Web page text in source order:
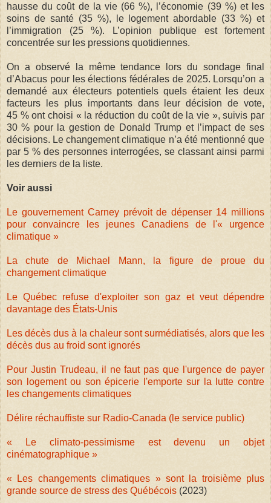
hausse du coût de la vie (66 %), l’économie (39 %) et les
soins de santé (35 %), le logement abordable (33 %) et
l’immigration (25 %). L’opinion publique est fortement
concentrée sur les pressions quotidiennes.
On a observé la même tendance lors du sondage final
d’Abacus pour les élections fédérales de 2025. Lorsqu’on a
demandé aux électeurs potentiels quels étaient les deux
facteurs les plus importants dans leur décision de vote,
45 % ont choisi « la réduction du coût de la vie », suivis par
30 % pour la gestion de Donald Trump et l’impact de ses
décisions. Le changement climatique n’a été mentionné que
par 5 % des personnes interrogées, se classant ainsi parmi
les derniers de la liste.
Voir aussi
Le gouvernement Carney prévoit de dépenser 14 millions
pour convaincre les jeunes Canadiens de l'« urgence
climatique »
La chute de Michael Mann, la figure de proue du
changement climatique
Le Québec refuse d'exploiter son gaz et veut dépendre
davantage des États-Unis
Les décès dus à la chaleur sont surmédiatisés, alors que les
décès dus au froid sont ignorés
Pour Justin Trudeau, il ne faut pas que l'urgence de payer
son logement ou son épicerie l'emporte sur la lutte contre
les changements climatiques
Délire réchauffiste sur Radio-Canada (le service public)
« Le climato-pessimisme est devenu un objet
cinématographique »
« Les changements climatiques » sont la troisième plus
grande source de stress des Québécois (2023)